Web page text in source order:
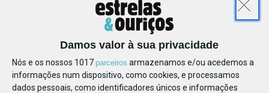
Damos valor à sua privacidade
Nós e os nossos 1017 parceiros armazenamos e/ou acedemos a
informações num dispositivo, como cookies, e processamos
dados pessoais, como identificadores únicos e informações